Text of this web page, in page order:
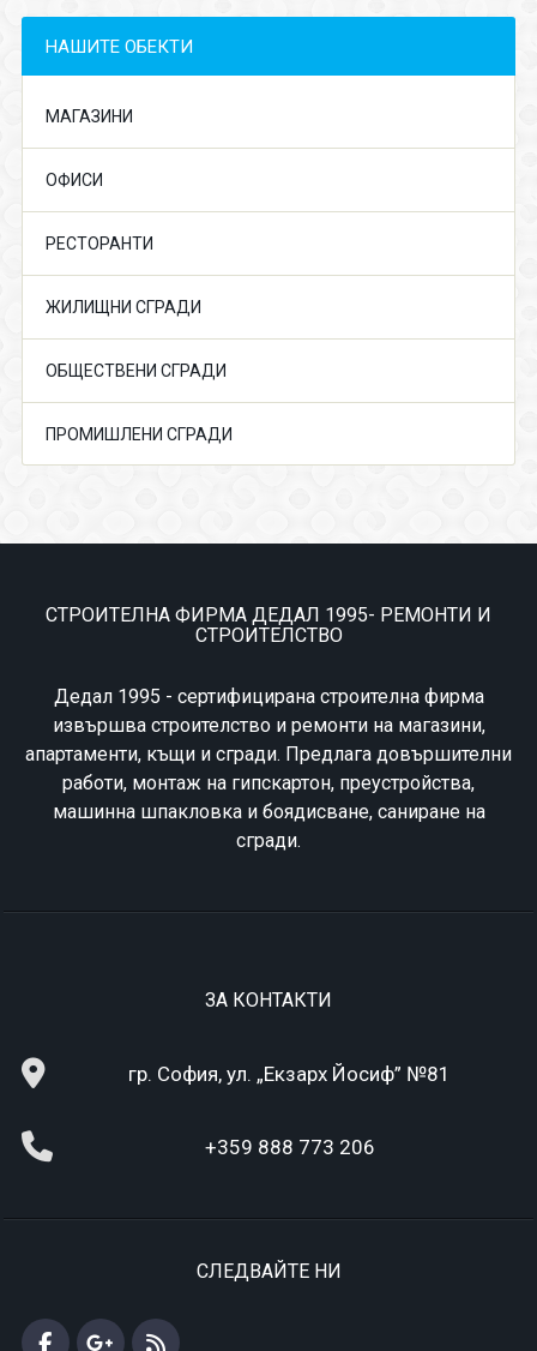
НАШИТЕ ОБЕКТИ
МАГАЗИНИ
ОФИСИ
РЕСТОРАНТИ
ЖИЛИЩНИ СГРАДИ
ОБЩЕСТВЕНИ СГРАДИ
ПРОМИШЛЕНИ СГРАДИ
СТРОИТЕЛНА ФИРМА ДЕДАЛ 1995- РЕМОНТИ И
СТРОИТЕЛСТВО
Дедал 1995 - сертифицирана строителна фирма
извършва строителство и ремонти на магазини,
апартаменти, къщи и сгради. Предлага довършителни
работи, монтаж на гипскартон, преустройства,
машинна шпакловка и боядисване, саниране на
сгради.
ЗА КОНТАКТИ
гр. София, ул. „Екзарх Йосиф” №81
+359 888 773 206
СЛЕДВАЙТЕ НИ